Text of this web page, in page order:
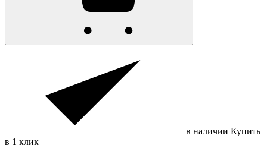
в наличии Купить
в 1 клик